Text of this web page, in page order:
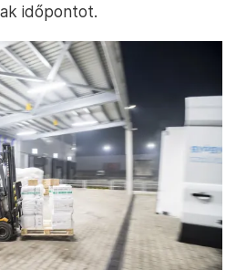
időpontot.